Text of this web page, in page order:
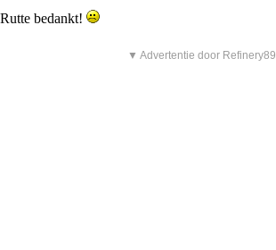
Rutte bedankt!
▼ Advertentie door Refinery89